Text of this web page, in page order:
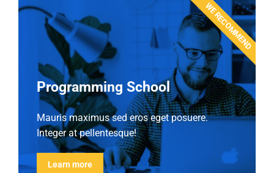
Programming School
Mauris maximus sed eros eget posuere.
Integer at pellentesque!
Learn more
WE RECOMMEND